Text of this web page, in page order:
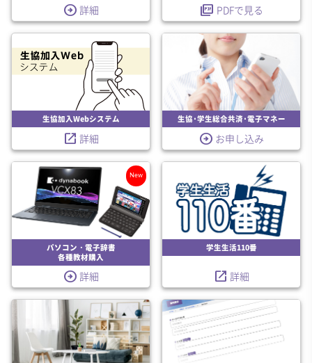
arrow_circle_right 詳細 picture_as_pdf PDFで見る
生協加入Webシステム
launch 詳細
生協･学生総合共済･電子マネー
arrow_circle_right お申し込み
New
パソコン・電子辞書
各種教材購入
arrow_circle_right 詳細
学生生活110番
launch 詳細